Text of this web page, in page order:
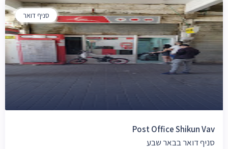
סניף דואר
Post Office Shikun Vav
סניף דואר בבאר שבע